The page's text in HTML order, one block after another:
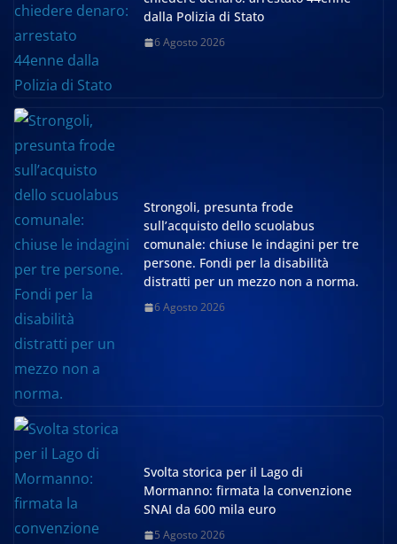
dalla Polizia di Stato
6 Agosto 2026
Strongoli, presunta frode
sull’acquisto dello scuolabus
comunale: chiuse le indagini per tre
persone. Fondi per la disabilità
distratti per un mezzo non a norma.
6 Agosto 2026
Svolta storica per il Lago di
Mormanno: firmata la convenzione
SNAI da 600 mila euro
5 Agosto 2026